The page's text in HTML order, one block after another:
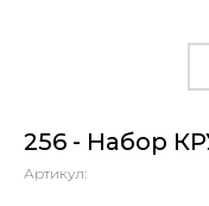
256 - Набор
Артикул: